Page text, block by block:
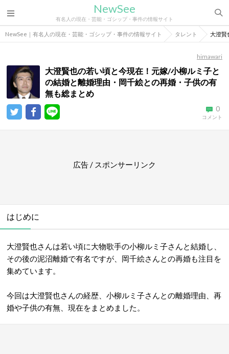
NewSee
有名人の現在・芸能・ゴシップ・事件の情報サイト
NewSee｜有名人の現在・芸能・ゴシップ・事件の情報サイト タレント 大澄賢
himawari
大澄賢也の若い頃と今現在！元嫁/小柳ルミ子と
の結婚と離婚理由・岡千絵との再婚・子供の有
無も総まとめ
0
コメント
広告 / スポンサーリンク
はじめに
大澄賢也さんは若い頃に大物歌手の小柳ルミ子さんと結婚し、
その後の泥沼離婚で有名ですが、岡千絵さんとの再婚も注目を
集めています。
今回は大澄賢也さんの経歴、小柳ルミ子さんとの離婚理由、再
婚や子供の有無、現在をまとめました。